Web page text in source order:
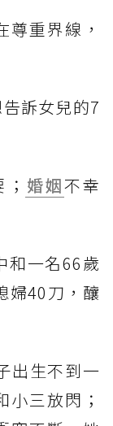
尊重界線，
訴女兒的7
婚姻不幸
和一名66歲
婦40刀，釀
出生不到一
三放閃；